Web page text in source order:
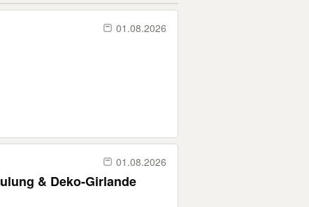
01.08.2026
01.08.2026
& Deko-Girlande